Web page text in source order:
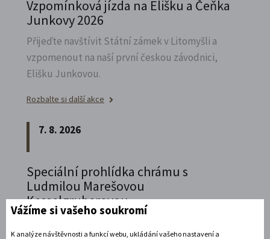
Vzpomínková jízda na Elišku a Čeňka
Junkovy 2026
Přijeďte navštívit Státní zámek v Litomyšli a
vzpomenout na naší první českou závodnici,
Elišku Junkovou.
Rozbalte si další akce
7. 8. 2026
Speciální prohlídka chrámu s
Ludmilou Marešovou
Kesselgruberovou
Vážíme si vašeho soukromí
K analýze návštěvnosti a funkcí webu, ukládání vašeho nastavení a